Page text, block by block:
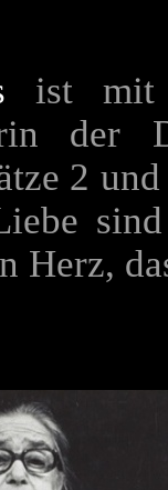
ist mit
der
2
Herz,